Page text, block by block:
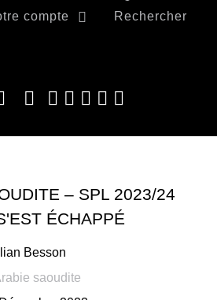
compte Rechercher
– SPL 2023/24
ÉCHAPPÉ
Besson
saoudite